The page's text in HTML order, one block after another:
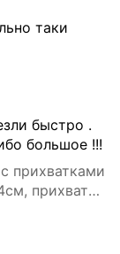
таки
быстро .
большое !!!
прихватками
прихватки